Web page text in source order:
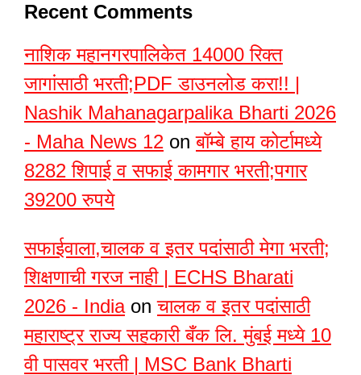
Recent Comments
नाशिक महानगरपालिकेत 14000 रिक्त
जागांसाठी भरती;PDF डाउनलोड करा!! |
Nashik Mahanagarpalika Bharti 2026
- Maha News 12 onबॉम्बे हाय कोर्टामध्ये
8282 शिपाई व सफाई कामगार भरती;पगार
39200 रुपये
सफाईवाला,चालक व इतर पदांसाठी मेगा भरती;
शिक्षणाची गरज नाही | ECHS Bharati
2026 - Indiaonचालक व इतर पदांसाठी
महाराष्ट्र राज्य सहकारी बँक लि. मुंबई मध्ये 10
वी पासवर भरती | MSC Bank Bharti